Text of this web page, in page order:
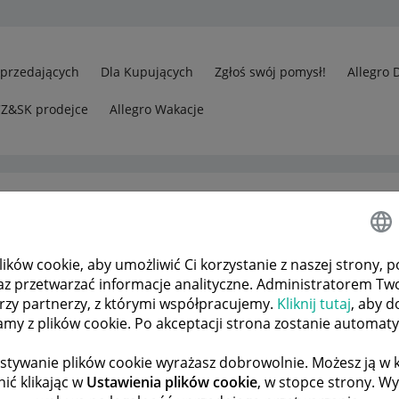
cookie, aby umożliwić Ci korzystanie z naszej strony,
przetwarzać informacje analityczne. Administratorem
partnerzy, z którymi współpracujemy. Kliknij tutaj, aby
z plików cookie. Po akceptacji strona zostanie
plików cookie wyrażasz dobrowolnie. Możesz ją w
klikając wUstawienia plików cookie, w stopce strony.
Dla Kupujących Zgłoś swój pomysł! Allegro
prodejce Allegro Wakacje
Lokalnie
wysłany do kupującego. Co moimi środkami?
POPRZEDNIA NASTĘPNA